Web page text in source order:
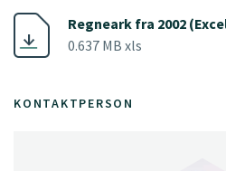
Regneark fra 2002
0.637 MB xls
KONTAKTPERSON